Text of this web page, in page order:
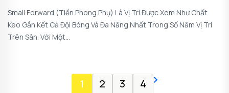
Small Forward (tiền Phong Phụ) Là Vị Trí Được Xem Như Chất
Keo Gắn Kết Cả Đội Bóng Và Đa Năng Nhất Trong Số Năm Vị Trí
Trên Sân. Với Một...
1 2 3 4